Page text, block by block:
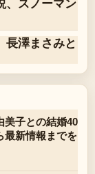
長澤まさみと
美子との結婚40
最新情報までを